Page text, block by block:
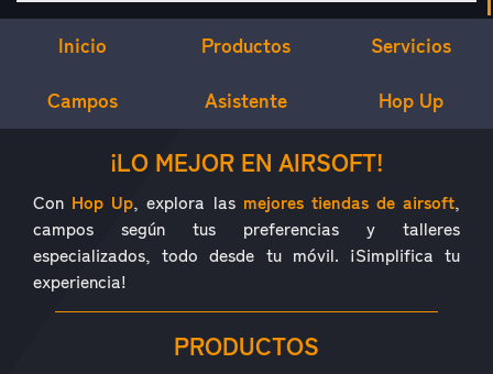
Inicio Productos Servicios
Campos Asistente Hop Up
¿QUÉ ES HOP UP?¡LO MEJOR EN AIRSOFT!
Con Hop Up, explora las mejores tiendas de airsoft,
campos según tus preferencias y talleres
especializados, todo desde tu móvil. ¡Simplifica tu
experiencia!
PRODUCTOS
ACCESORIOS